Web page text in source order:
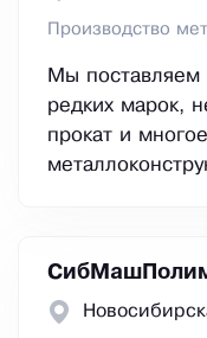
Производство
Мы поставляем
редких марок,
прокат и